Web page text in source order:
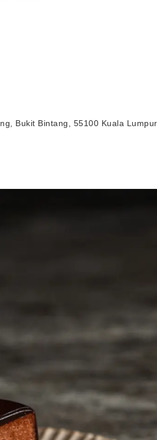
Bukit Bintang, 55100 Kuala Lumpur,